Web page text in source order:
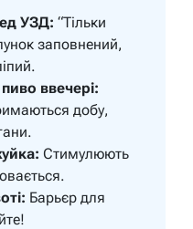
УЗД: “Тільки
заповнений,
ввечері:
добу,
Стимулюють
Барьєр для